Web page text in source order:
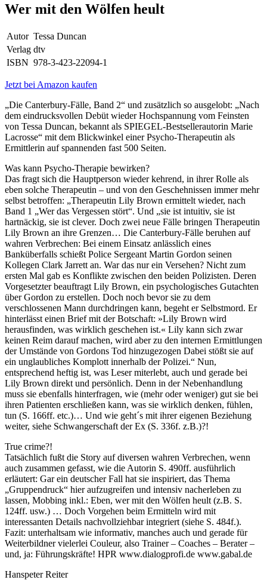
Wer mit den Wölfen heult
Autor Tessa Duncan
Verlag dtv
ISBN 978-3-423-22094-1
Jetzt bei Amazon kaufen
„Die Canterbury-Fälle, Band 2“ und zusätzlich so ausgelobt: „Nach
dem eindrucksvollen Debüt wieder Hochspannung vom Feinsten
von Tessa Duncan, bekannt als SPIEGEL-Bestsellerautorin Marie
Lacrosse“ mit dem Blickwinkel einer Psycho-Therapeutin als
Ermittlerin auf spannenden fast 500 Seiten.
Was kann Psycho-Therapie bewirken?
Das fragt sich die Hauptperson wieder kehrend, in ihrer Rolle als
eben solche Therapeutin – und von den Geschehnissen immer mehr
selbst betroffen: „Therapeutin Lily Brown ermittelt wieder, nach
Band 1 „Wer das Vergessen stört“. Und „sie ist intuitiv, sie ist
hartnäckig, sie ist clever. Doch zwei neue Fälle bringen Therapeutin
Lily Brown an ihre Grenzen… Die Canterbury-Fälle beruhen auf
wahren Verbrechen: Bei einem Einsatz anlässlich eines
Banküberfalls schießt Police Sergeant Martin Gordon seinen
Kollegen Clark Jarrett an. War das nur ein Versehen? Nicht zum
ersten Mal gab es Konflikte zwischen den beiden Polizisten. Deren
Vorgesetzter beauftragt Lily Brown, ein psychologisches Gutachten
über Gordon zu erstellen. Doch noch bevor sie zu dem
verschlossenen Mann durchdringen kann, begeht er Selbstmord. Er
hinterlässt einen Brief mit der Botschaft: »Lily Brown wird
herausfinden, was wirklich geschehen ist.« Lily kann sich zwar
keinen Reim darauf machen, wird aber zu den internen Ermittlungen
der Umstände von Gordons Tod hinzugezogen Dabei stößt sie auf
ein unglaubliches Komplott innerhalb der Polizei.“ Nun,
entsprechend heftig ist, was Leser miterlebt, auch und gerade bei
Lily Brown direkt und persönlich. Denn in der Nebenhandlung
muss sie ebenfalls hinterfragen, wie (mehr oder weniger) gut sie bei
ihren Patienten erschließen kann, was sie wirklich denken, fühlen,
tun (S. 166ff. etc.)… Und wie geht´s mit ihrer eigenen Beziehung
weiter, siehe Schwangerschaft der Ex (S. 336f. z.B.)?!
True crime?!
Tatsächlich fußt die Story auf diversen wahren Verbrechen, wenn
auch zusammen gefasst, wie die Autorin S. 490ff. ausführlich
erläutert: Gar ein deutscher Fall hat sie inspiriert, das Thema
„Gruppendruck“ hier aufzugreifen und intensiv nacherleben zu
lassen, Mobbing inkl.: Eben, wer mit den Wölfen heult (z.B. S.
124ff. usw.) … Doch Vorgehen beim Ermitteln wird mit
interessanten Details nachvollziehbar integriert (siehe S. 484f.).
Fazit: unterhaltsam wie informativ, manches auch und gerade für
Weiterbildner vielerlei Couleur, also Trainer – Coaches – Berater –
und, ja: Führungskräfte! HPR www.dialogprofi.de www.gabal.de
Hanspeter Reiter